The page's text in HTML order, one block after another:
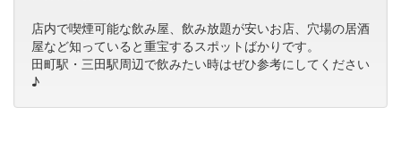
店内で喫煙可能な飲み屋、飲み放題が安いお店、穴場の居酒
屋など知っていると重宝するスポットばかりです。
田町駅・三田駅周辺で飲みたい時はぜひ参考にしてください
♪